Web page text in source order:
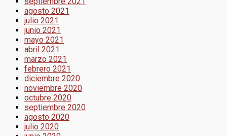
agosto 2021
julio 2021
junio 2021
mayo 2021
abril 2021
marzo 2021
febrero 2021
diciembre 2020
noviembre 2020
octubre 2020
septiembre 2020
agosto 2020
julio 2020